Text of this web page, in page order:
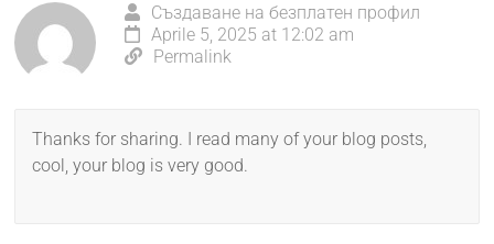
Създаване на безплатен профил
Aprile 5, 2025 at 12:02 am
Permalink
Thanks for sharing. I read many of your blog posts,
cool, your blog is very good.